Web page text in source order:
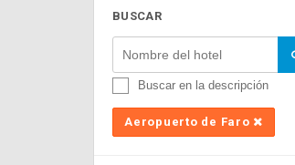
BUSCAR
Buscar en la descripción
Aeropuerto de Faro